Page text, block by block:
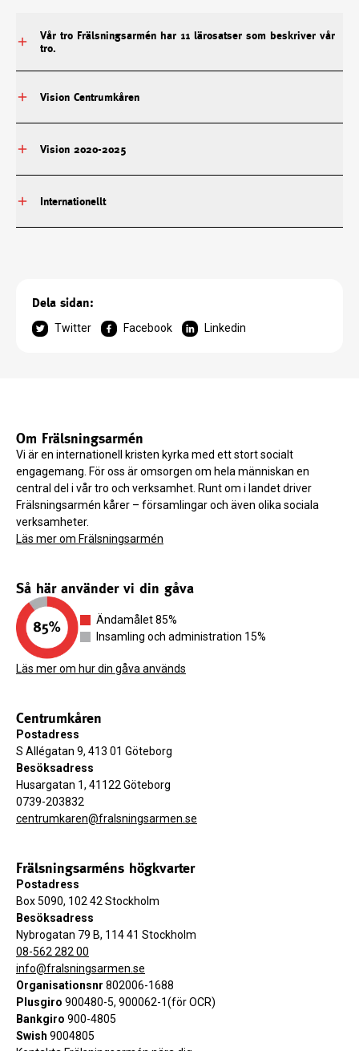
Vår tro Frälsningsarmén har 11 lärosatser som beskriver vår
tro.
Vision Centrumkåren
Vision 2020-2025
Internationellt
Dela sidan:
Twitter Facebook Linkedin
Om Frälsningsarmén
Vi är en internationell kristen kyrka med ett stort socialt
engagemang. För oss är omsorgen om hela människan en
central del i vår tro och verksamhet. Runt om i landet driver
Frälsningsarmén kårer – församlingar och även olika sociala
verksamheter.
Läs mer om Frälsningsarmén
Så här använder vi din gåva
Ändamålet 85%
Insamling och administration 15%
Läs mer om hur din gåva används
Centrumkåren
Postadress
S Allégatan 9, 413 01 Göteborg
Besöksadress
Husargatan 1, 41122 Göteborg
0739-203832
centrumkaren@fralsningsarmen.se
Frälsningsarméns högkvarter
Postadress
Box 5090, 102 42 Stockholm
Besöksadress
Nybrogatan 79 B, 114 41 Stockholm
08-562 282 00
info@fralsningsarmen.se
Organisationsnr 802006-1688
Plusgiro 900480-5, 900062-1(för OCR)
Bankgiro 900-4805
Swish 9004805